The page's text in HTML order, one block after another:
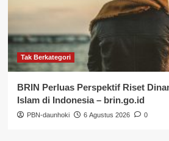
Tak Berkategori
BRIN Perluas Perspektif Riset
Islam di Indonesia – brin.go.id
PBN-daunhoki 6 Agustus 2026 0